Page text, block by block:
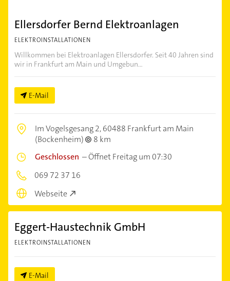
Ellersdorfer Bernd Elektroanlagen
ELEKTROINSTALLATIONEN
Willkommen bei Elektroanlagen Ellersdorfer. Seit 40 Jahren sind
wir in Frankfurt am Main und Umgebun...
E-Mail
Im Vogelsgesang 2,60488 Frankfurt am Main
(Bockenheim)
8 km
Geschlossen –Öffnet Freitag um 07:30
069 72 37 16
Webseite
Eggert-Haustechnik GmbH
ELEKTROINSTALLATIONEN
E-Mail